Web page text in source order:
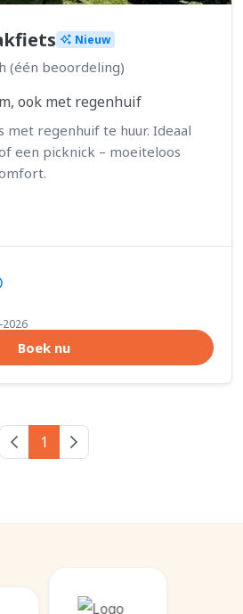
Nieuw
(één beoordeling)
ook met regenhuif
met regenhuif te huur. Ideaal
een picknick – moeiteloos
2026
Boek nu
Vorige pagina
1 Volgende pagina